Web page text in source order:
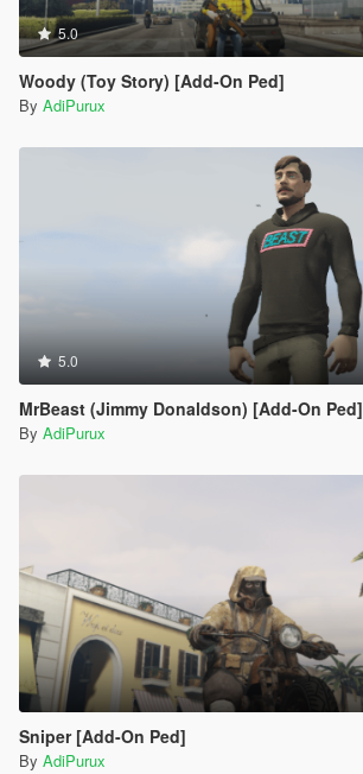
5.0
Woody (Toy Story) [Add-On Ped]
By AdiPurux
5.0
MrBeast (Jimmy Donaldson) [Add-On Ped]
By AdiPurux
Sniper [Add-On Ped]
By AdiPurux